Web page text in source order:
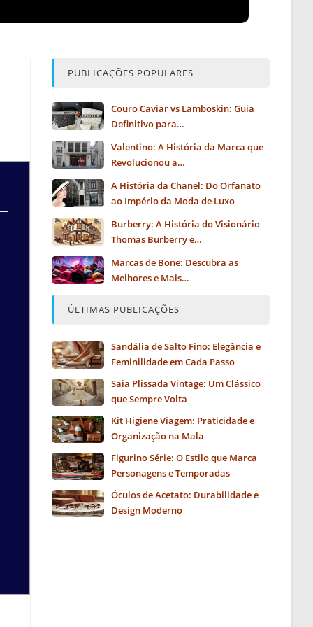
PUBLICAÇÕES POPULARES
Couro Caviar vs Lamboskin: Guia
Definitivo para…
Valentino: A História da Marca que
Revolucionou a…
A História da Chanel: Do Orfanato
ao Império da Moda de Luxo
Burberry: A História do Visionário
Thomas Burberry e…
Marcas de Bone: Descubra as
Melhores e Mais…
ÚLTIMAS PUBLICAÇÕES
Sandália de Salto Fino: Elegância e
Feminilidade em Cada Passo
Saia Plissada Vintage: Um Clássico
que Sempre Volta
Kit Higiene Viagem: Praticidade e
Organização na Mala
Figurino Série: O Estilo que Marca
Personagens e Temporadas
Óculos de Acetato: Durabilidade e
Design Moderno